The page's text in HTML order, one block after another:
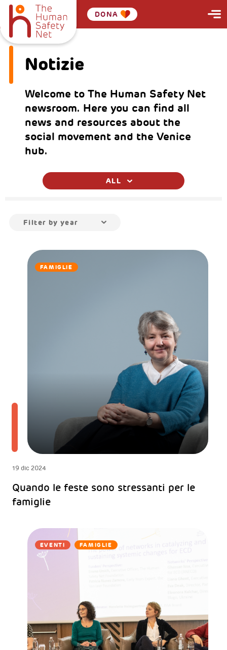
DONA
Notizie
Welcome to The Human Safety Net
newsroom. Here you can find all
news and resources about the
social movement and the Venice
hub.
ALL
Filter by year
FAMIGLIE
19 dic 2024
Quando le feste sono stressanti per le
famiglie
EVENTI FAMIGLIE